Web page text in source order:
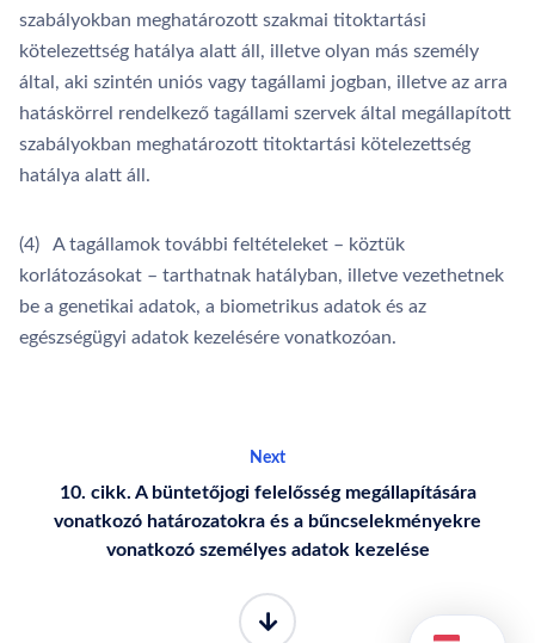
szabályokban meghatározott szakmai titoktartási
kötelezettség hatálya alatt áll, illetve olyan más személy
által, aki szintén uniós vagy tagállami jogban, illetve az arra
hatáskörrel rendelkező tagállami szervek által megállapított
szabályokban meghatározott titoktartási kötelezettség
hatálya alatt áll.
(4) A tagállamok további feltételeket – köztük
korlátozásokat – tarthatnak hatályban, illetve vezethetnek
be a genetikai adatok, a biometrikus adatok és az
egészségügyi adatok kezelésére vonatkozóan.
Next
10. cikk. A büntetőjogi felelősség megállapítására
vonatkozó határozatokra és a bűncselekményekre
vonatkozó személyes adatok kezelése